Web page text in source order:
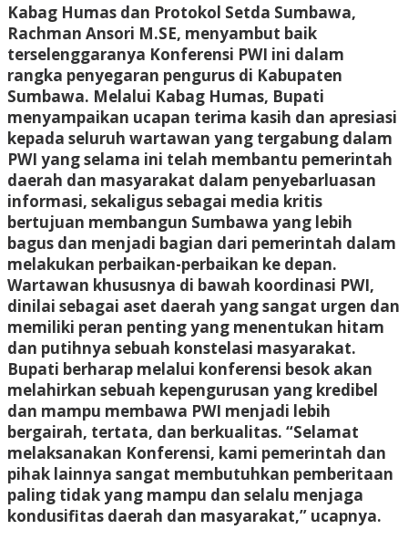
Kabag Humas dan Protokol Setda Sumbawa,
Rachman Ansori M.SE, menyambut baik
terselenggaranya Konferensi PWI ini dalam
rangka penyegaran pengurus di Kabupaten
Sumbawa. Melalui Kabag Humas, Bupati
menyampaikan ucapan terima kasih dan apresiasi
kepada seluruh wartawan yang tergabung dalam
PWI yang selama ini telah membantu pemerintah
daerah dan masyarakat dalam penyebarluasan
informasi, sekaligus sebagai media kritis
bertujuan membangun Sumbawa yang lebih
bagus dan menjadi bagian dari pemerintah dalam
melakukan perbaikan-perbaikan ke depan.
Wartawan khususnya di bawah koordinasi PWI,
dinilai sebagai aset daerah yang sangat urgen dan
memiliki peran penting yang menentukan hitam
dan putihnya sebuah konstelasi masyarakat.
Bupati berharap melalui konferensi besok akan
melahirkan sebuah kepengurusan yang kredibel
dan mampu membawa PWI menjadi lebih
bergairah, tertata, dan berkualitas. “Selamat
melaksanakan Konferensi, kami pemerintah dan
pihak lainnya sangat membutuhkan pemberitaan
paling tidak yang mampu dan selalu menjaga
kondusifitas daerah dan masyarakat,” ucapnya.